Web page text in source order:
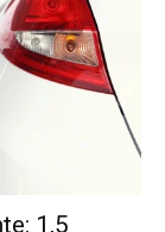
1,5